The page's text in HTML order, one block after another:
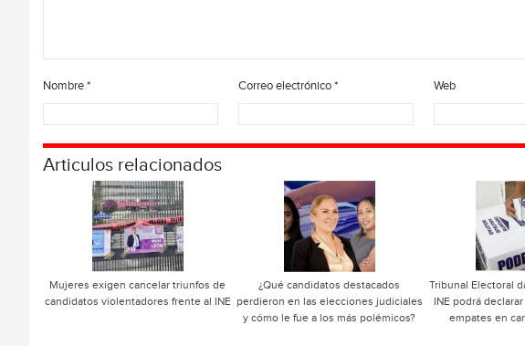
Nombre* Correo electrónico* Web
Articulos relacionados
Mujeres exigen cancelar triunfos de
candidatos violentadores frente al INE
¿Qué candidatos destacados
perdieron en las elecciones judiciales
y cómo le fue a los más polémicos?
Tribunal Electoral
INE podrá
empates en